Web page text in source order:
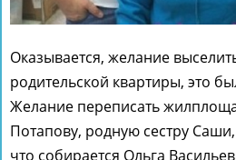
Оказывается, желание
родительской квартиры, это
Желание переписать
Потапову, родную сестру Саши,
что собирается Ольга